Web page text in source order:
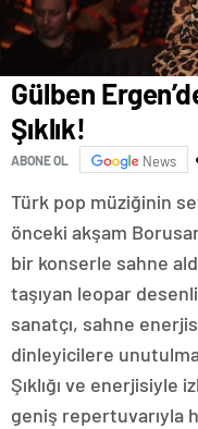
Gülben
Şıklık!
ABONE OL News
Türk pop müziğinin
önceki akşam
bir konserle sahne
taşıyan leopar
sanatçı, sahne
dinleyicilere
Şıklığı ve
geniş repertuvarıyla